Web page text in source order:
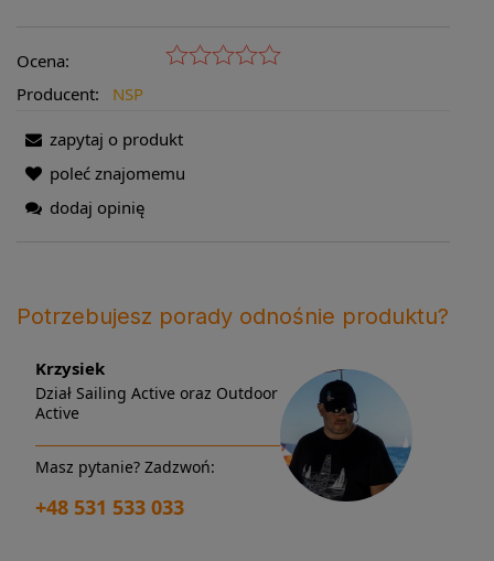
Ocena:
Producent:
NSP
zapytaj o produkt
poleć znajomemu
dodaj opinię
Potrzebujesz porady odnośnie produktu?
Krzysiek
Dział Sailing Active oraz Outdoor
Active
Masz pytanie? Zadzwoń:
+48 531 533 033